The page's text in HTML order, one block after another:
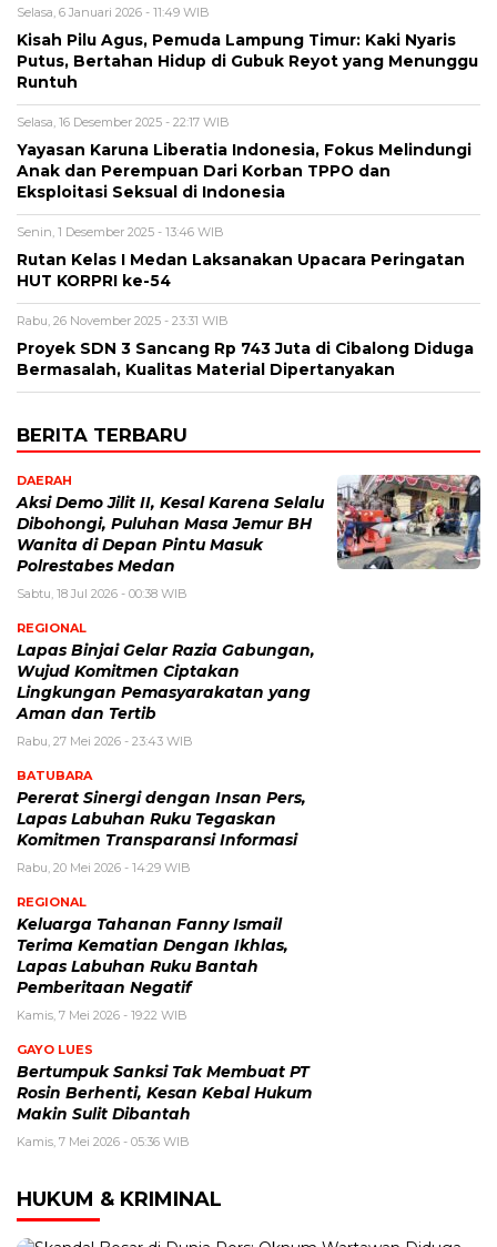
Selasa, 6 Januari 2026 - 11:49 WIB
Kisah Pilu Agus, Pemuda Lampung Timur: Kaki Nyaris
Putus, Bertahan Hidup di Gubuk Reyot yang Menunggu
Runtuh
Selasa, 16 Desember 2025 - 22:17 WIB
Yayasan Karuna Liberatia Indonesia, Fokus Melindungi
Anak dan Perempuan Dari Korban TPPO dan
Eksploitasi Seksual di Indonesia
Senin, 1 Desember 2025 - 13:46 WIB
Rutan Kelas I Medan Laksanakan Upacara Peringatan
HUT KORPRI ke-54
Rabu, 26 November 2025 - 23:31 WIB
Proyek SDN 3 Sancang Rp 743 Juta di Cibalong Diduga
Bermasalah, Kualitas Material Dipertanyakan
BERITA TERBARU
DAERAH
Aksi Demo Jilit II, Kesal Karena Selalu
Dibohongi, Puluhan Masa Jemur BH
Wanita di Depan Pintu Masuk
Polrestabes Medan
Sabtu, 18 Jul 2026 - 00:38 WIB
REGIONAL
Lapas Binjai Gelar Razia Gabungan,
Wujud Komitmen Ciptakan
Lingkungan Pemasyarakatan yang
Aman dan Tertib
Rabu, 27 Mei 2026 - 23:43 WIB
BATUBARA
Pererat Sinergi dengan Insan Pers,
Lapas Labuhan Ruku Tegaskan
Komitmen Transparansi Informasi
Rabu, 20 Mei 2026 - 14:29 WIB
REGIONAL
Keluarga Tahanan Fanny Ismail
Terima Kematian Dengan Ikhlas,
Lapas Labuhan Ruku Bantah
Pemberitaan Negatif
Kamis, 7 Mei 2026 - 19:22 WIB
GAYO LUES
Bertumpuk Sanksi Tak Membuat PT
Rosin Berhenti, Kesan Kebal Hukum
Makin Sulit Dibantah
Kamis, 7 Mei 2026 - 05:36 WIB
HUKUM & KRIMINAL